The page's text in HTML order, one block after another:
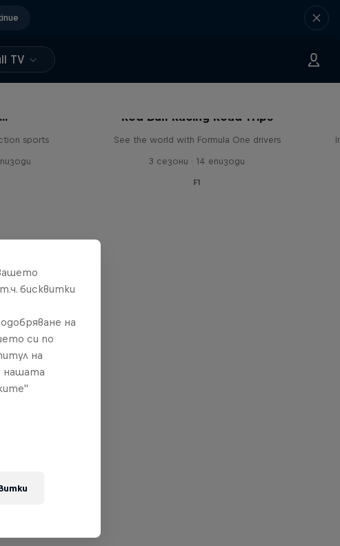
TV
sports
Red Bull Racing Road Trips
See the world with Formula One drivers
3 сезони · 14 епизоди
F1
бисквитки
на
си по
на
нашата